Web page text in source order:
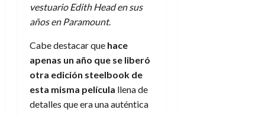
vestuario Edith Head en sus
años en Paramount.
Cabe destacar que hace
apenas un año que se liberó
otra edición steelbook de
esta misma película llena de
detalles que era una auténtica